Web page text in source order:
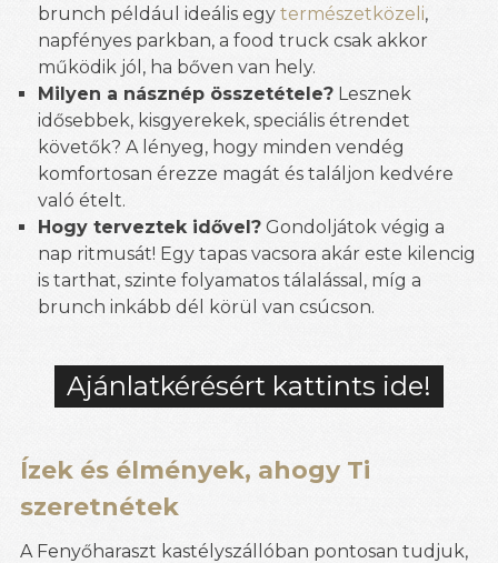
brunch például ideális egy természetközeli,
napfényes parkban, a food truck csak akkor
működik jól, ha bőven van hely.
Milyen a násznép összetétele? Lesznek
idősebbek, kisgyerekek, speciális étrendet
követők? A lényeg, hogy minden vendég
komfortosan érezze magát és találjon kedvére
való ételt.
Hogy terveztek idővel? Gondoljátok végig a
nap ritmusát! Egy tapas vacsora akár este kilencig
is tarthat, szinte folyamatos tálalással, míg a
brunch inkább dél körül van csúcson.
Ajánlatkérésért kattints ide!
Ízek és élmények, ahogy Ti
szeretnétek
A Fenyőharaszt kastélyszállóban pontosan tudjuk,